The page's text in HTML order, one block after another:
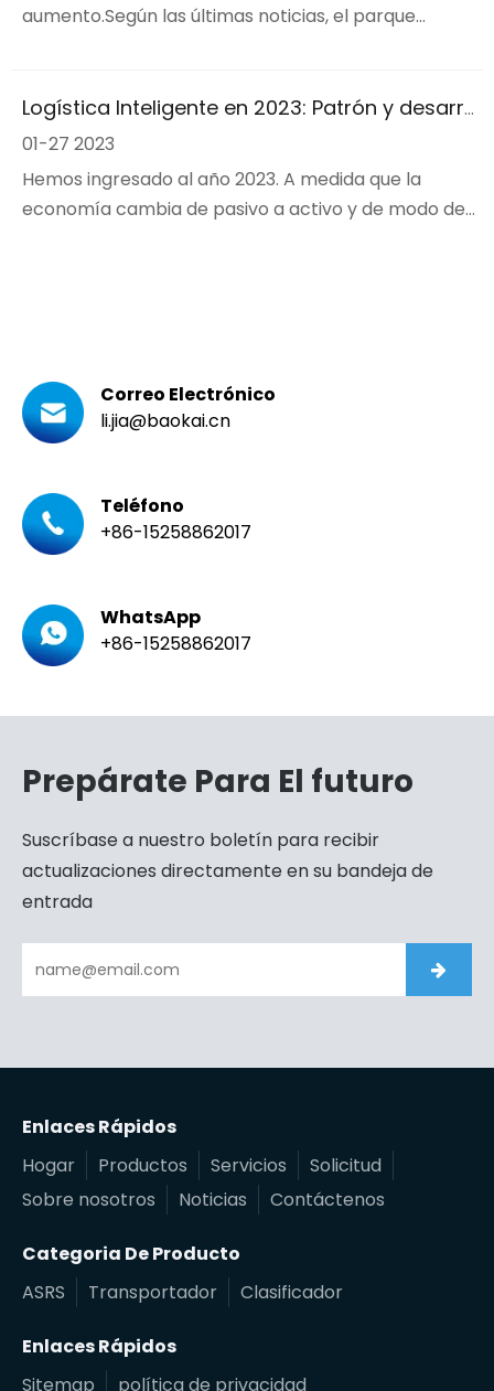
aumento.Según las últimas noticias, el parque
rápidamente a través de la mesa de doble capa y
entregan con precisión los productos al puerto de
Logística Inteligente en 2023: Patrón y desarrollo
01-27 2023
Hemos ingresado al año 2023. A medida que la
economía cambia de pasivo a activo y de modo de
Correo Electrónico
li.jia@baokai.cn
Teléfono
+86-15258862017
WhatsApp
+86-15258862017
Prepárate Para El futuro
Suscríbase a nuestro boletín para recibir
actualizaciones directamente en su bandeja de
entrada
Enlaces Rápidos
Hogar
Productos Servicios
Solicitud
Sobre nosotros
Noticias Contáctenos
Categoria De Producto
ASRS
Transportador Clasificador
Enlaces Rápidos
Sitemap
política de privacidad